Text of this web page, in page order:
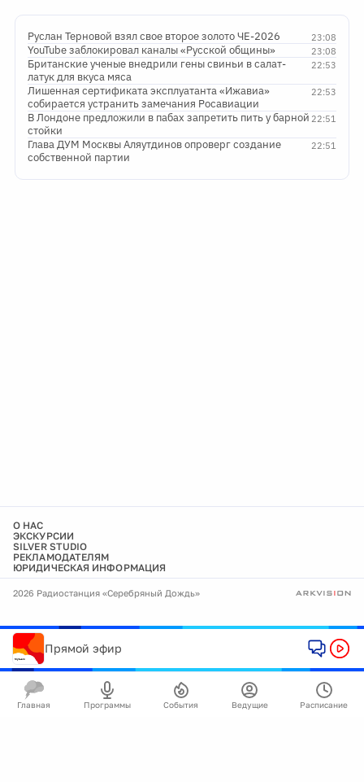
23:08
Руслан Терновой взял свое второе золото ЧЕ-2026
23:08
YouTube заблокировал каналы «Русской общины»
22:53
Британские ученые внедрили гены свиньи в салат-
латук для вкуса мяса
22:53
Лишенная сертификата эксплуатанта «Ижавиа»
собирается устранить замечания Росавиации
22:51
В Лондоне предложили в пабах запретить пить у барной
стойки
22:51
Глава ДУМ Москвы Аляутдинов опроверг создание
собственной партии
О НАС
ЭКСКУРСИИ
SILVER STUDIO
РЕКЛАМОДАТЕЛЯМ
ЮРИДИЧЕСКАЯ ИНФОРМАЦИЯ
2026 Радиостанция «Серебряный Дождь»
Прямой эфир
Главная Программы События Ведущие Расписание